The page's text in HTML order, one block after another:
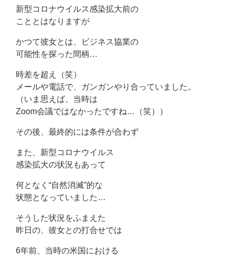
新型コロナウイルス感染拡大前の
こととはなりますが
かつて彼女とは、ビジネス協業の
可能性を探った間柄…
時差を超え（笑）
メールや電話で、ガンガンやり合っていました。
（いま思えば、当時は
Zoom会議ではなかったですね…（笑））
その後、最終的には条件が合わず
また、新型コロナウイルス
感染拡大の状況もあって
何となく“自然消滅”的な
状態となっていました…
そうした状況をふまえた
昨日の、彼女との打合せでは
6年前、当時の米国における